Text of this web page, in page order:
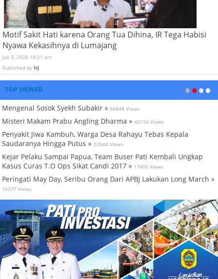
Motif Sakit Hati karena Orang Tua Dihina, IR Tega Habisi
Nyawa Kekasihnya di Lumajang
Juli 5, 2026 10:21 am
Published by MJ
TOP VIEWED
Mengenal Sosok Syekh Subakir » 66848 Views
Misteri Makam Prabu Angling Dharma » 40194 Views
Penyakit Jiwa Kambuh, Warga Desa Rahayu Tebas Kepala
Saudaranya Hingga Putus » 22044 Views
Kejar Pelaku Sampai Papua, Team Buser Pati Kembali Ungkap
Kasus Curas T.O Ops Sikat Candi 2017 » 17400 Views
Peringati May Day, Seribu Orang Dari APBJ Lakukan Long March »
16377 Views